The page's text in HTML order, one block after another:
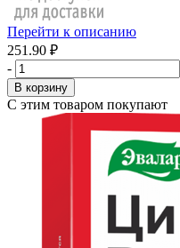
Перейти к описанию
251.90 ₽
-
В корзину
С этим товаром покупают